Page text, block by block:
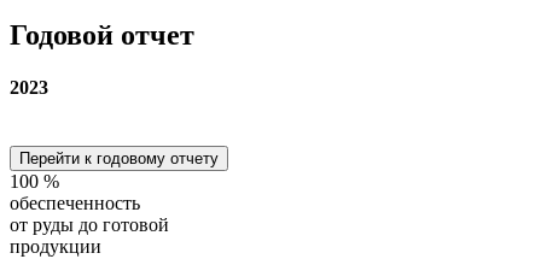
Годовой отчет
2023
Перейти к годовому отчету
100 %
обеспеченность
от руды до готовой
продукции